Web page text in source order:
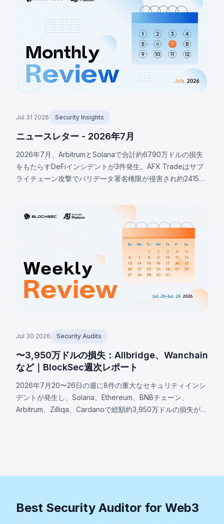
を窃取。BNBチェーンのLULAトークンでは、攻撃者が特権的
な`recycle()`関数を呼び出し、PancakeSwap V2のペアから
LULAを引き出して流動性を枯渇させ、約57.8万ドルの損失が
発生。
Jul 31 2026 Security Insights
ニュースレター - 2026年7月
2026年7月、ArbitrumとSolanaで合計約6790万ドルの損失
をもたらすDeFiインシデントが3件発生。AFX Tradeはサプ
ライチェーン攻撃でバリデータ署名権限が侵害され約2415万
で議決権を取得し悪意ある資金移転を可決、約2000万ドル
Jul 30 2026 Security Audits
〜3,950万ドルの損失：Allbridge、Wanchain
など｜BlockSec週次レポート
2026年7月20〜26日の週に8件の重大なセキュリティインシ
デントが発生し、Solana、Ethereum、BNBチェーン、
Arbitrum、Zilliqa、Cardanoで総額約3,950万ドルの損失が生
Best Security Auditor for Web3